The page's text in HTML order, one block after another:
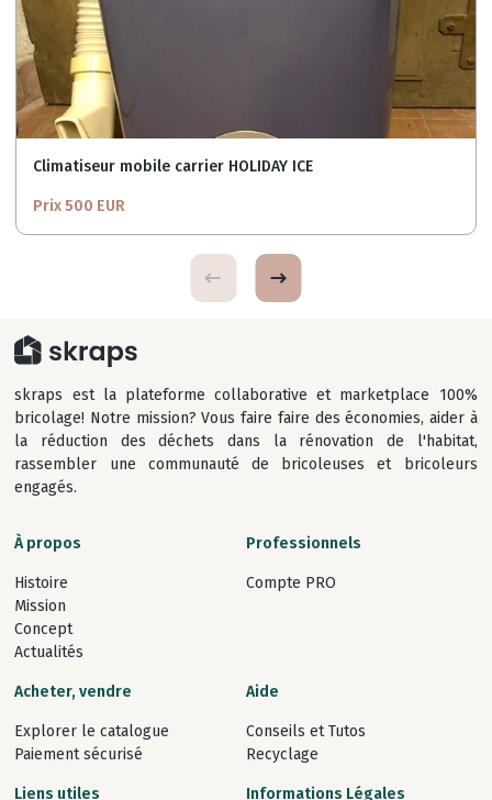
Climatiseur mobile carrier HOLIDAY ICE
Prix 500 EUR
skraps est la plateforme collaborative et marketplace 100%
bricolage! Notre mission? Vous faire faire des économies, aider à
la réduction des déchets dans la rénovation de l'habitat,
rassembler une communauté de bricoleuses et bricoleurs
engagés.
À propos
Histoire
Mission
Concept
Actualités
Professionnels
Compte PRO
Acheter, vendre
Explorer le catalogue
Paiement sécurisé
Aide
Conseils et Tutos
Recyclage
Liens utiles Informations Légales